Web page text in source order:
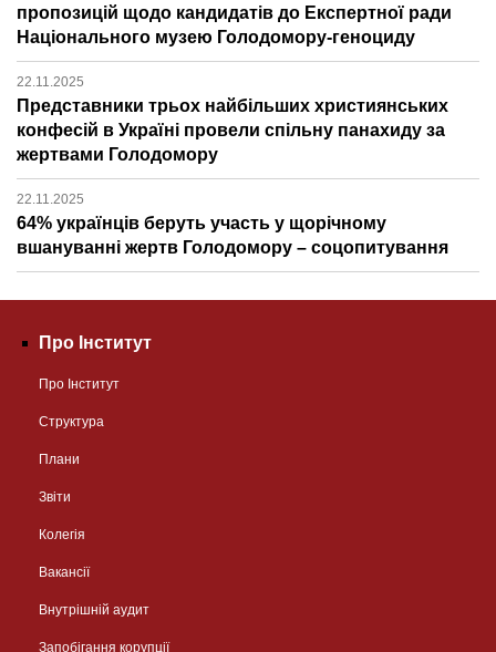
пропозицій щодо кандидатів до Експертної ради
Національного музею Голодомору-геноциду
22.11.2025
Представники трьох найбільших християнських
конфесій в Україні провели спільну панахиду за
жертвами Голодомору
22.11.2025
64% українців беруть участь у щорічному
вшануванні жертв Голодомору – соцопитування
Про Інститут
Про Інститут
Структура
Плани
Звіти
Колегія
Вакансії
Внутрішній аудит
Запобігання корупції